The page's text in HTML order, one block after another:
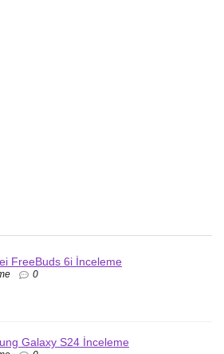
FreeBuds 6i İnceleme
0
Galaxy S24 İnceleme